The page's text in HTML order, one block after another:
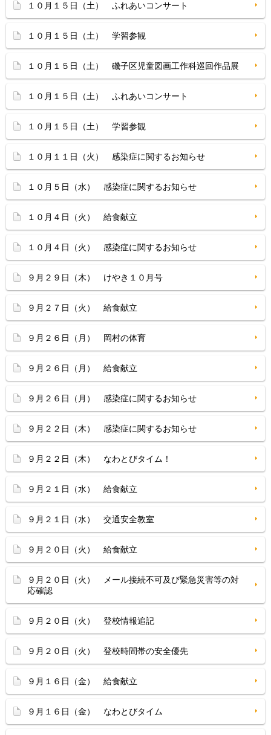
１０月１５日（土） ふれあいコンサート
１０月１５日（土） 学習参観
１０月１５日（土） 磯子区児童図画工作科巡回作品展
１０月１５日（土） ふれあいコンサート
１０月１５日（土） 学習参観
１０月１１日（火） 感染症に関するお知らせ
１０月５日（水） 感染症に関するお知らせ
１０月４日（火） 給食献立
１０月４日（火） 感染症に関するお知らせ
９月２９日（木） けやき１０月号
９月２７日（火） 給食献立
９月２６日（月） 岡村の体育
９月２６日（月） 給食献立
９月２６日（月） 感染症に関するお知らせ
９月２２日（木） 感染症に関するお知らせ
９月２２日（木） なわとびタイム！
９月２１日（水） 給食献立
９月２１日（水） 交通安全教室
９月２０日（火） 給食献立
９月２０日（火） メール接続不可及び緊急災害等の対
応確認
９月２０日（火） 登校情報追記
９月２０日（火） 登校時間帯の安全優先
９月１６日（金） 給食献立
９月１６日（金） なわとびタイム